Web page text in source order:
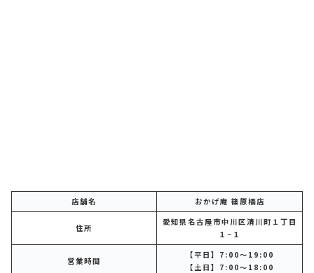
店舗名 おかげ庵 篠原橋店
住所
愛知県名古屋市中川区清川町１丁目
１−１
営業時間
【平日】7:00～19:00
【土日】7:00～18:00